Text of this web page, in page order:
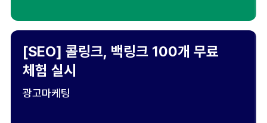
[SEO] 콜링크, 백링크 100개 무료
체험 실시
광고마케팅